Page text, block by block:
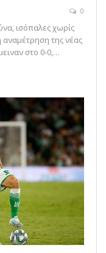
0
ισόπαλες χωρίς
της νέας
στο 0-0,…